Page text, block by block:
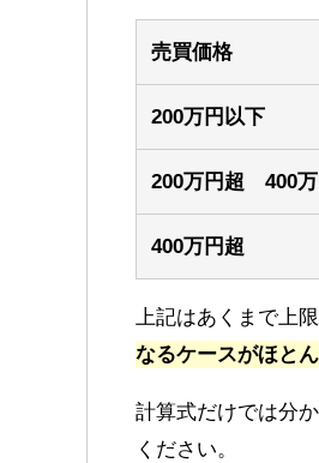
売買価格
200万円以下
200万円超 400
400万円超
上記はあくまで上
なるケースがほと
計算式だけでは分
ください。